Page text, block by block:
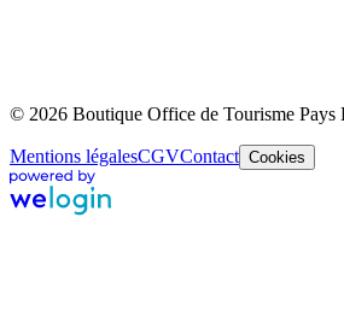
© 2026 Boutique Office de Tourisme Pays
Mentions légalesCGVContact Cookies